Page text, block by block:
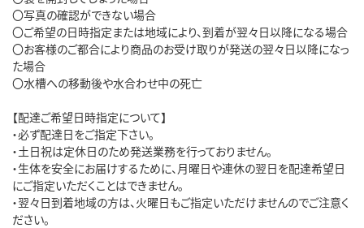
〇写真の確認ができない場合
〇ご希望の日時指定または地域により、到着が翌々日以降になる場合
〇お客様のご都合により商品のお受け取りが発送の翌々日以降になっ
た場合
〇水槽への移動後や水合わせ中の死亡
【配達ご希望日時指定について】
・必ず配達日をご指定下さい。
・土日祝は定休日のため発送業務を行っておりません。
・生体を安全にお届けするために、月曜日や連休の翌日を配達希望日
にご指定いただくことはできません。
・翌々日到着地域の方は、火曜日もご指定いただけませんのでご注意く
ださい。